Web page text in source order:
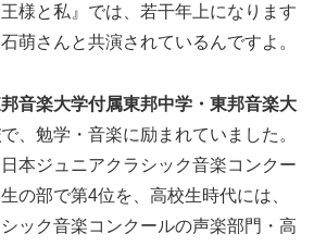
様と私』では、若干年上になります
萌さんと共演されているんですよ。
音楽大学付属東邦中学・東邦音楽大
で、勉学・音楽に励まれていました。
本ジュニアクラシック音楽コンクー
の部で第4位を、高校生時代には、
ック音楽コンクールの声楽部門・高